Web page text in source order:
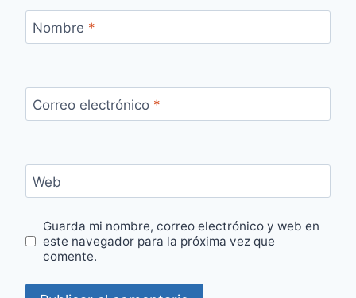
Nombre *
Correo electrónico *
Web
Guarda mi nombre, correo electrónico y web en
este navegador para la próxima vez que
comente.